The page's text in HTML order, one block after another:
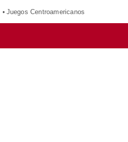
Juegos Centroamericanos